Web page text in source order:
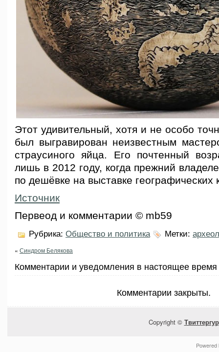
Этот удивительный, хотя и не особо
был выгравирован неизвестным
страусиного яйца. Его почтенный
лишь в 2012 году, когда прежний
по дешёвке на выставке географических
Источник
Первеод и комментарии © mb59
Рубрика: Общество и политика Метки:
« Синдром Белякова
Комментарии и уведомления в настоящее
Комментарии закрыты.
Copyright ©